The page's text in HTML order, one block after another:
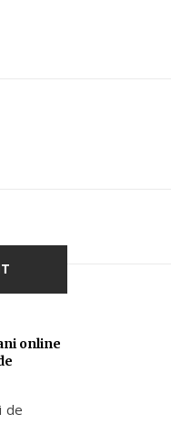
online
de